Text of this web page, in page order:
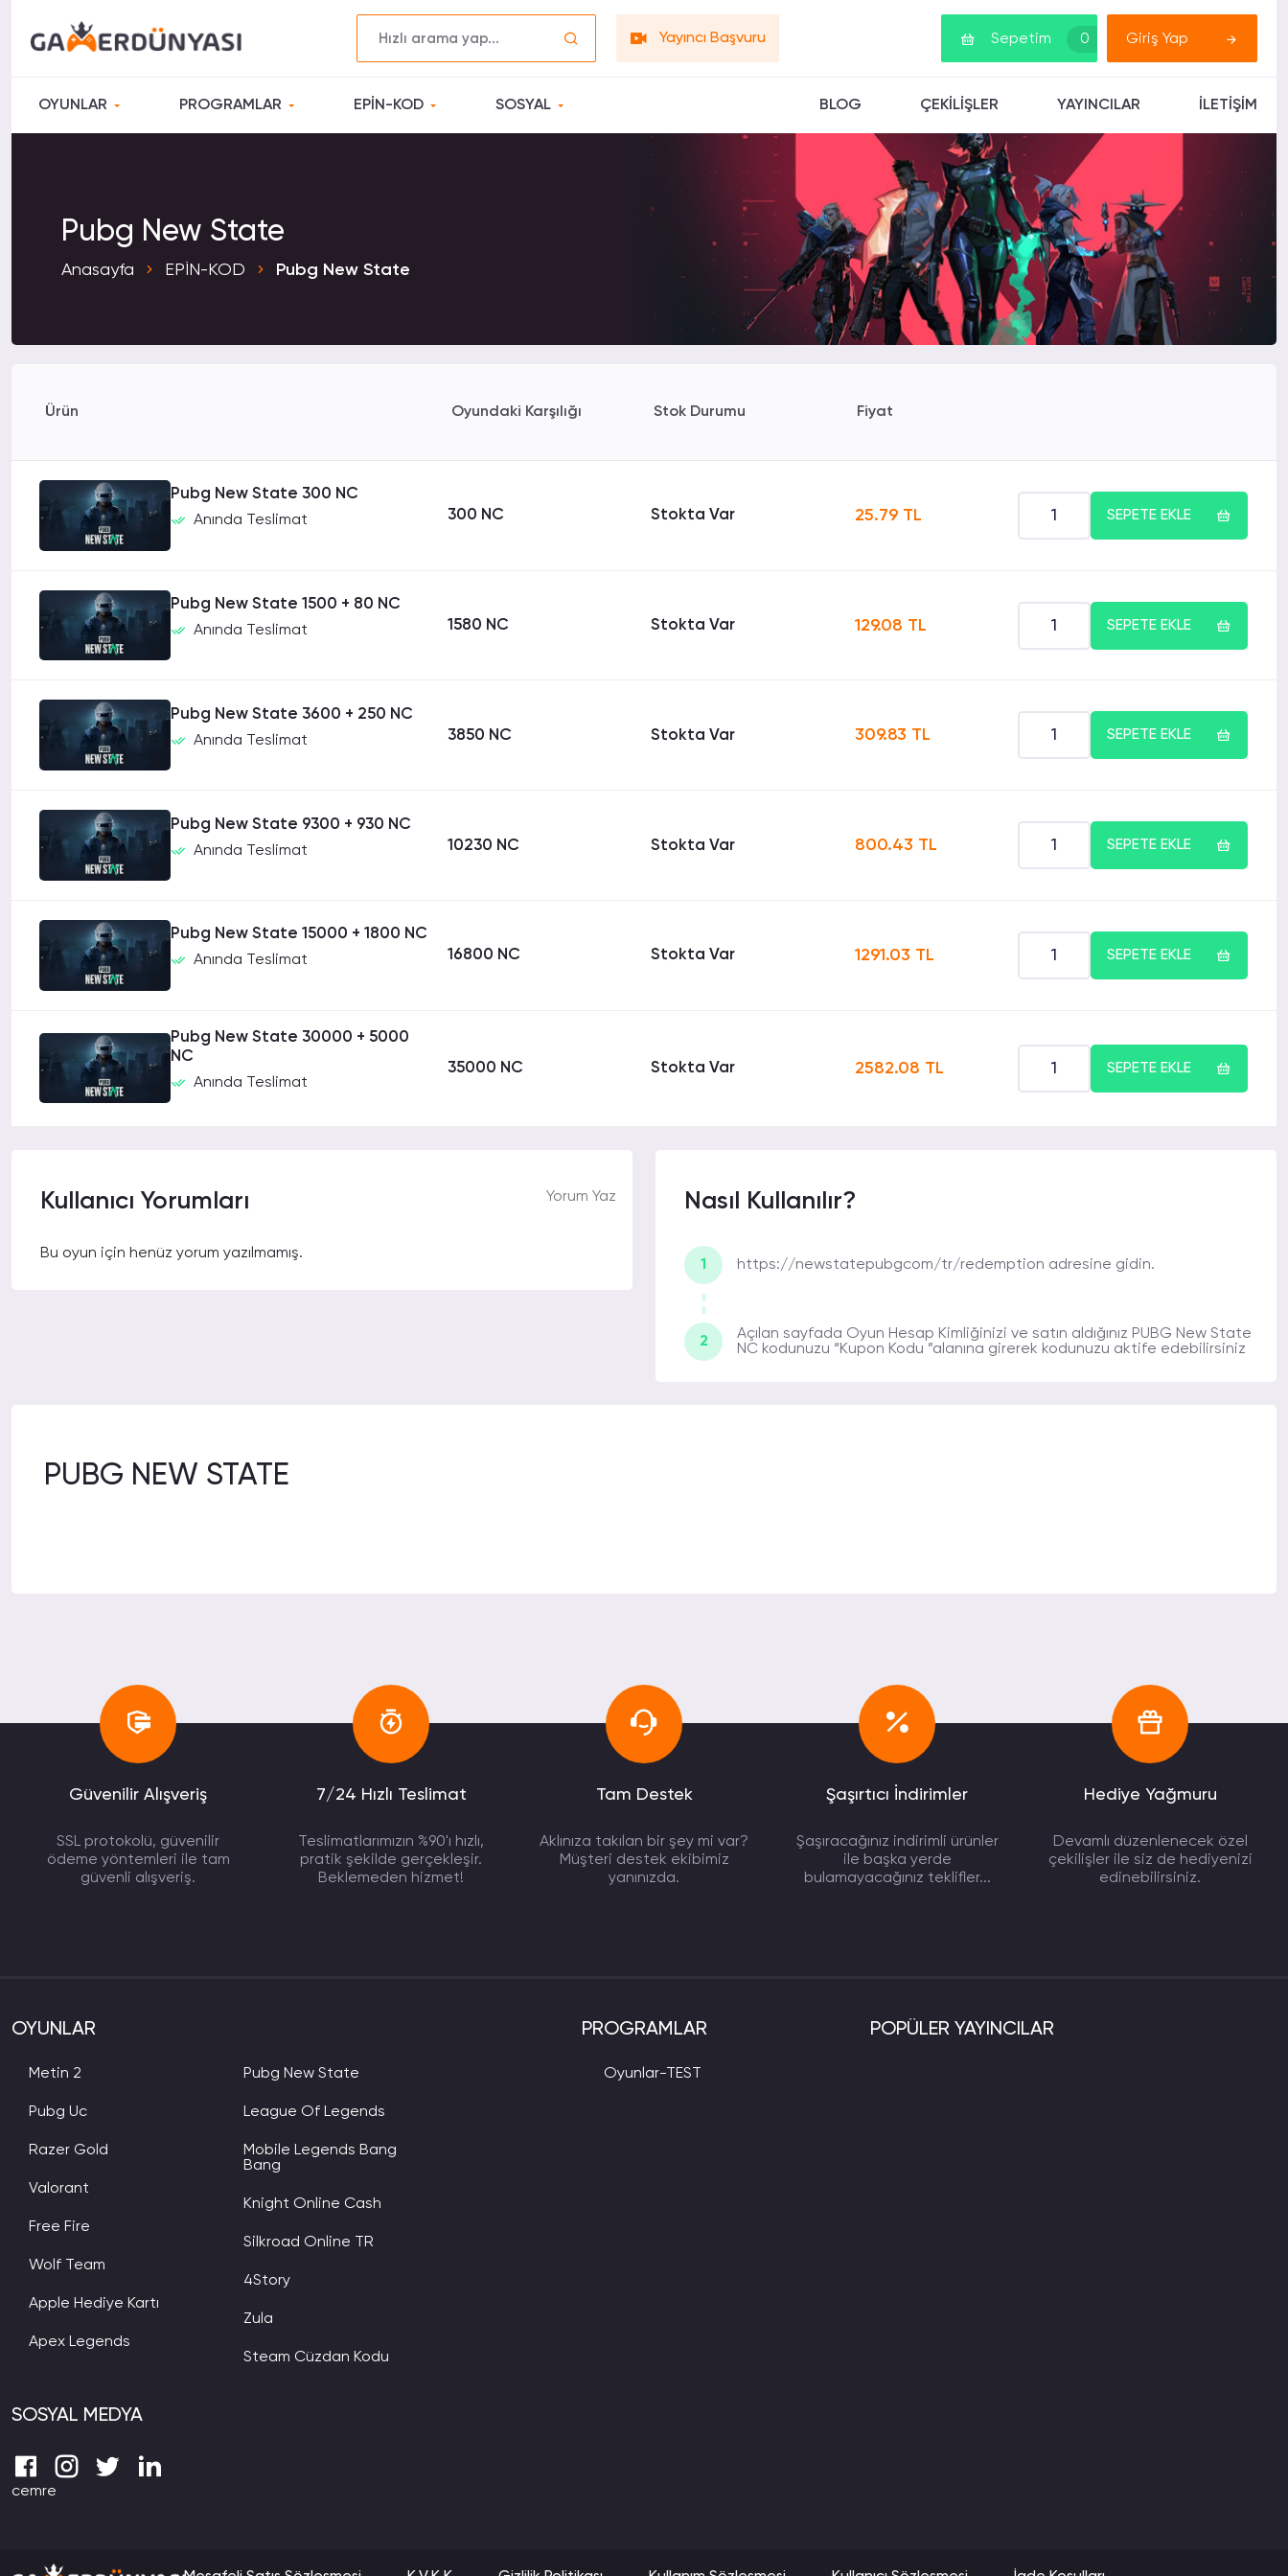
Yayıncı Başvuru Sepetim 0 Giriş Yap
OYUNLAR PROGRAMLAR EPİN-KOD SOSYAL BLOG ÇEKİLİŞLER YAYINCILAR İLETİŞİM
Pubg New State
Anasayfa EPİN-KOD Pubg New State
Ürün Oyundaki Karşılığı Stok Durumu Fiyat
Pubg New State 300 NC
Anında Teslimat 300 NC Stokta Var 25.79 TL SEPETE EKLE
Pubg New State 1500 + 80 NC
Anında Teslimat 1580 NC Stokta Var 129.08 TL SEPETE EKLE
Pubg New State 3600 + 250 NC
Anında Teslimat 3850 NC Stokta Var 309.83 TL SEPETE EKLE
Pubg New State 9300 + 930 NC
Anında Teslimat 10230 NC Stokta Var 800.43 TL SEPETE EKLE
Pubg New State 15000 + 1800 NC
Anında Teslimat 16800 NC Stokta Var 1291.03 TL SEPETE EKLE
Pubg New State 30000 + 5000
NC
Anında Teslimat
35000 NC Stokta Var 2582.08 TL SEPETE EKLE
Kullanıcı Yorumları Yorum Yaz
Bu oyun için henüz yorum yazılmamış.
Nasıl Kullanılır?
1 https://newstatepubgcom/tr/redemption adresine gidin.
2
Açılan sayfada Oyun Hesap Kimliğinizi ve satın aldığınız PUBG New State
NC kodunuzu “Kupon Kodu ”alanına girerek kodunuzu aktife edebilirsiniz
PUBG NEW STATE
Güvenilir Alışveriş
SSL protokolü, güvenilir
ödeme yöntemleri ile tam
güvenli alışveriş.
7/24 Hızlı Teslimat
Teslimatlarımızın %90'ı hızlı,
pratik şekilde gerçekleşir.
Beklemeden hizmet!
Tam Destek
Aklınıza takılan bir şey mi var?
Müşteri destek ekibimiz
yanınızda.
Şaşırtıcı İndirimler
Şaşıracağınız indirimli ürünler
ile başka yerde
bulamayacağınız teklifler...
Hediye Yağmuru
Devamlı düzenlenecek özel
çekilişler ile siz de hediyenizi
edinebilirsiniz.
OYUNLAR
Metin 2
Pubg Uc
Razer Gold
Valorant
Free Fire
Wolf Team
Apple Hediye Kartı
Apex Legends
Pubg New State
League Of Legends
Mobile Legends Bang
Bang
Knight Online Cash
Silkroad Online TR
4Story
Zula
Steam Cüzdan Kodu
PROGRAMLAR
Oyunlar-TEST
POPÜLER YAYINCILAR
SOSYAL MEDYA
cemre